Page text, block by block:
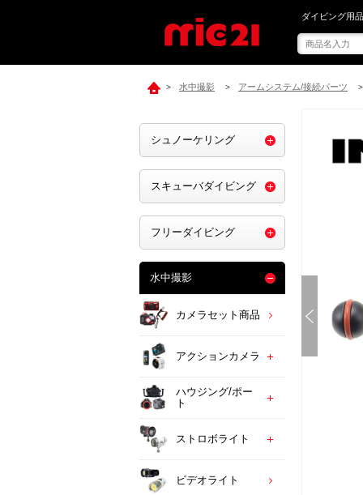
mic21で[
ダイビング用
> 水中撮影 > アームシステム/接続パーツ >
シュノーケリング
スキューバダイビング
フリーダイビング
水中撮影
カメラセット商品
アクションカメラ
ハウジング/ポー
ト
ストロボライト
ビデオライト